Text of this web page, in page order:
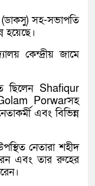
(ডাকসু) সহ-সভাপতি
কেন্দ্রীয় জামে
ছিলেন Shafiqur
Porwarসহ
এবং বিভিন্ন
নেতারা শহীদ
এবং তার রুহের